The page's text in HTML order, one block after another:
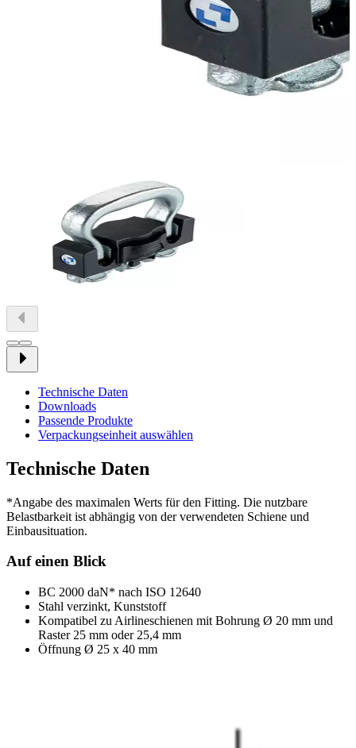
Technische Daten
Downloads
Passende Produkte
Verpackungseinheit auswählen
Technische Daten
*Angabe des maximalen Werts für den Fitting. Die nutzbare
Belastbarkeit ist abhängig von der verwendeten Schiene und
Einbausituation.
Auf einen Blick
BC 2000 daN* nach ISO 12640
Stahl verzinkt, Kunststoff
Kompatibel zu Airlineschienen mit Bohrung Ø 20 mm und
Raster 25 mm oder 25,4 mm
Öffnung Ø 25 x 40 mm